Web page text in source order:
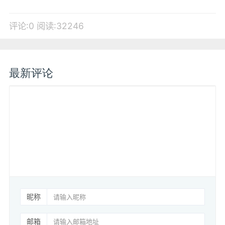
评论:0 阅读:32246
最新评论
昵称
邮箱